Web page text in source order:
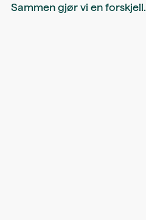
Sammen gjør vi en forskjell.